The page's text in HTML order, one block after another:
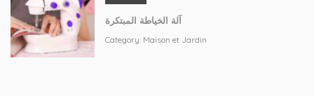
آلة الخياطة المبتكرة
Category: Maison et Jardin